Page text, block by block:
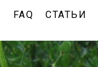
FAQ СТАТЬИ